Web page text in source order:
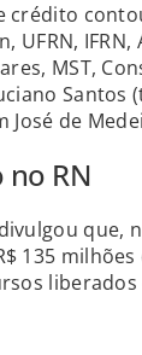
crédito
UFRN,
MST,
José de
RN
que,
135